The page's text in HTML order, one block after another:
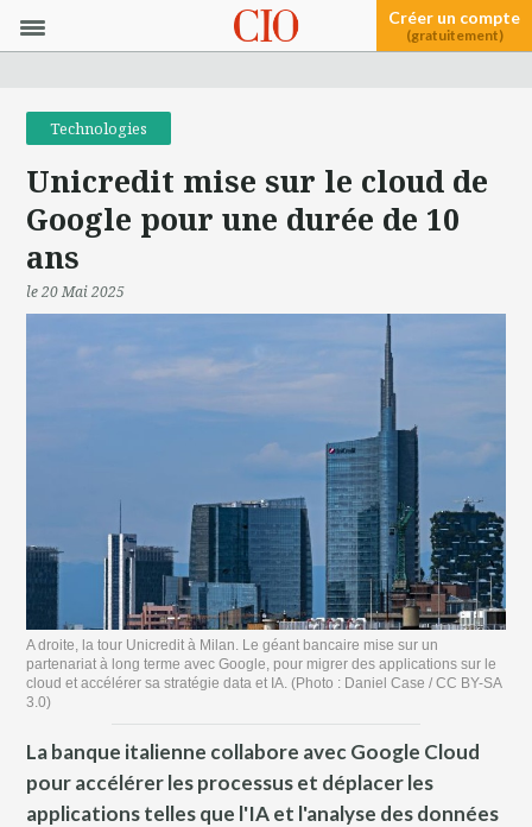
Créer un compte
(gratuitement)
Technologies
Unicredit mise sur le cloud de
Google pour une durée de 10
ans
le 20 Mai 2025
A droite, la tour Unicredit à Milan. Le géant bancaire mise sur un
partenariat à long terme avec Google, pour migrer des applications sur le
cloud et accélérer sa stratégie data et IA. (Photo : Daniel Case / CC BY-SA
3.0)
La banque italienne collabore avec Google Cloud
pour accélérer les processus et déplacer les
applications telles que l'IA et l'analyse des données